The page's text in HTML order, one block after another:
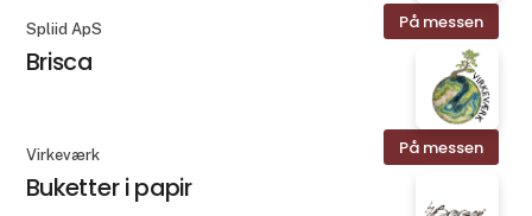
På messen
Spliid ApS
Brisca
På messen
Virkeværk
Buketter i papir